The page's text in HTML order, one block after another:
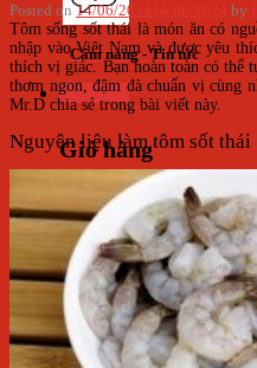
Cẩm nang - Tin tức
Giỏ hàng
Giỏ hàng
Chưa có sản phẩm trong
Posted on14/06/2024 by
Tôm sống sốt thái là món ăn có
nhập vào Việt Nam và được yêu
thích vị giác. Bạn hoàn toàn có thể
thơm ngon, đậm đà chuẩn vị cùng
Mr.D chia sẻ trong bài viết này.
Nguyên liệu làm tôm sốt thái